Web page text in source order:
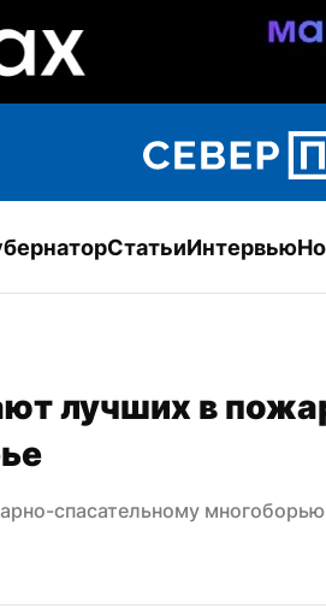
СтатьиИнтервью
лучших в
спасательному многоборью